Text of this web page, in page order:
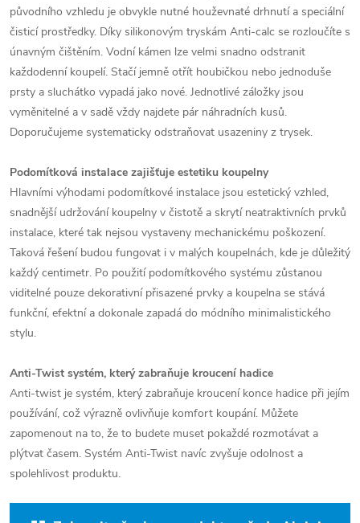
původního vzhledu je obvykle nutné houževnaté drhnutí a speciální
čisticí prostředky. Díky silikonovým tryskám Anti-calc se rozloučíte s
únavným čištěním. Vodní kámen lze velmi snadno odstranit
každodenní koupelí. Stačí jemně otřít houbičkou nebo jednoduše
prsty a sluchátko vypadá jako nové. Jednotlivé záložky jsou
vyměnitelné a v sadě vždy najdete pár náhradních kusů.
Doporučujeme systematicky odstraňovat usazeniny z trysek.
Podomítková instalace zajišťuje estetiku koupelny
Hlavními výhodami podomítkové instalace jsou estetický vzhled,
snadnější udržování koupelny v čistotě a skrytí neatraktivních prvků
instalace, které tak nejsou vystaveny mechanickému poškození.
Taková řešení budou fungovat i v malých koupelnách, kde je důležitý
každý centimetr. Po použití podomítkového systému zůstanou
viditelné pouze dekorativní přisazené prvky a koupelna se stává
funkční, efektní a dokonale zapadá do módního minimalistického
stylu.
Anti-Twist systém, který zabraňuje kroucení hadice
Anti-twist je systém, který zabraňuje kroucení konce hadice při jejím
používání, což výrazně ovlivňuje komfort koupání. Můžete
zapomenout na to, že to budete muset pokaždé rozmotávat a
plýtvat časem. Systém Anti-Twist navíc zvyšuje odolnost a
spolehlivost produktu.